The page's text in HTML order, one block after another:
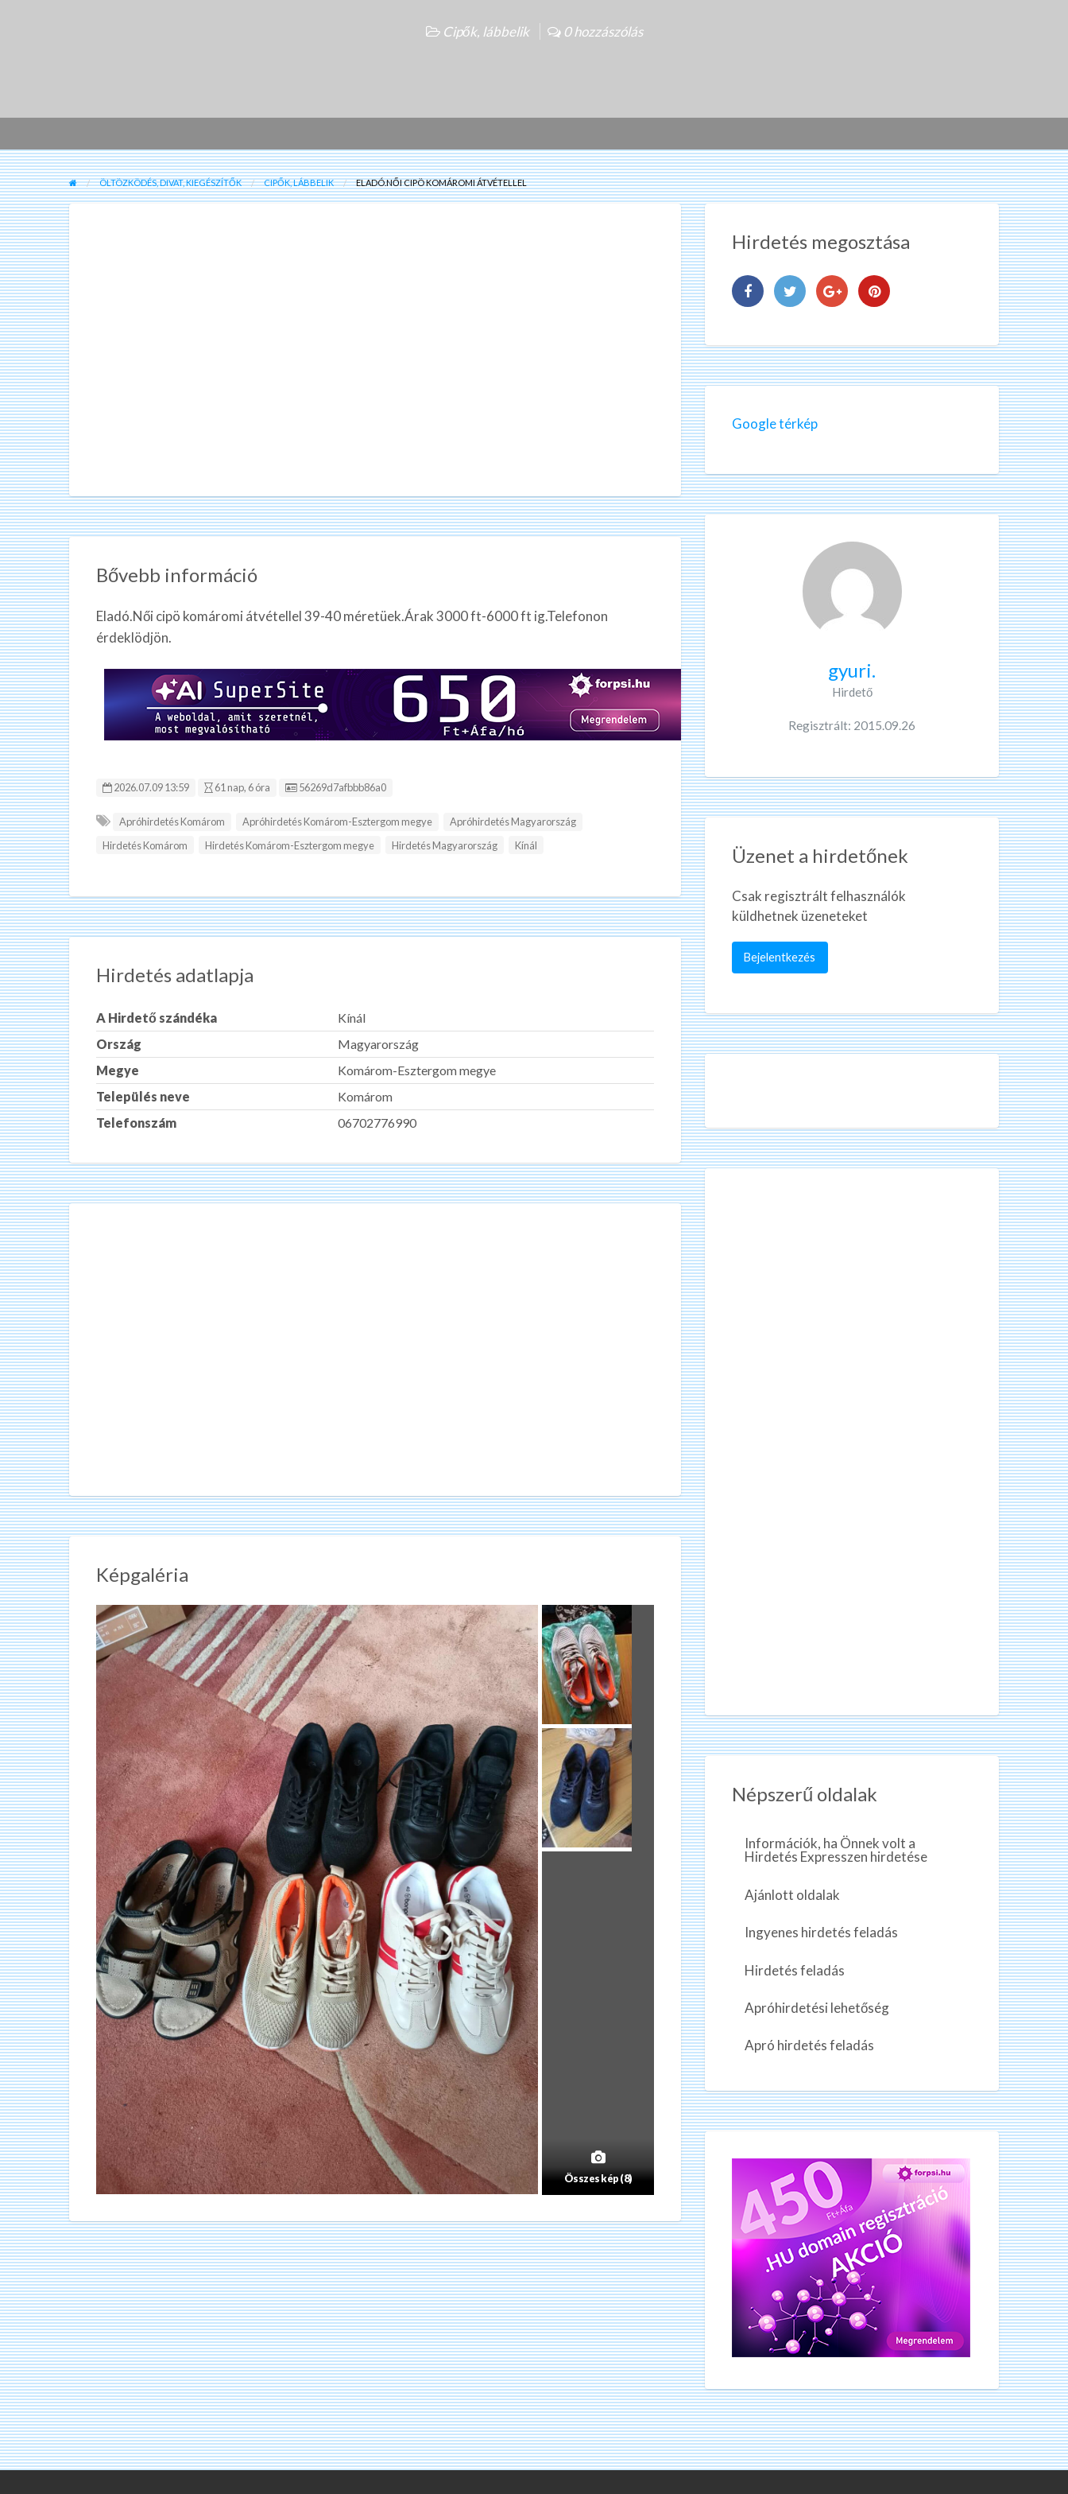
Cipők, lábbelik 0 hozzászólás
ÖLTÖZKÖDÉS, DIVAT, KIEGÉSZÍTŐK CIPŐK, LÁBBELIK ELADÓ.NŐI CIPÖ KOMÁROMI ÁTVÉTELLEL
Bővebb információ
Eladó.Női cipö komáromi átvétellel 39-40 méretüek.Árak 3000 ft-6000 ft ig.Telefonon
érdeklödjön.
2026.07.09 13:59 61 nap, 6 óra Hirdetés ID:
56269d7afbbb86a0
Apróhirdetés Komárom Apróhirdetés Komárom-Esztergom megye
Apróhirdetés Magyarország
Hirdetés Komárom
Hirdetés Komárom-Esztergom megye Hirdetés Magyarország Kínál
Hirdetés adatlapja
A Hirdető szándéka
Kínál
Ország
Magyarország
Megye
Komárom-Esztergom megye
Település neve
Komárom
Telefonszám
06702776990
Képgaléria
Összes kép (8)
Hirdetés megosztása
Google térkép
gyuri.
Hirdető
Regisztrált: 2015.09.26
Üzenet a hirdetőnek
Csak regisztrált felhasználók
küldhetnek üzeneteket
Bejelentkezés
Népszerű oldalak
Információk, ha Önnek volt a
Hirdetés Expresszen hirdetése
Ajánlott oldalak
Ingyenes hirdetés feladás
Hirdetés feladás
Apróhirdetési lehetőség
Apró hirdetés feladás